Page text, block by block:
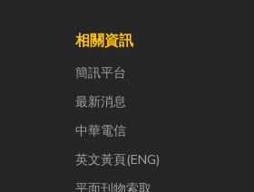
相關資訊
簡訊平台
最新消息
中華電信
英文黃頁(ENG)
平面刊物索取